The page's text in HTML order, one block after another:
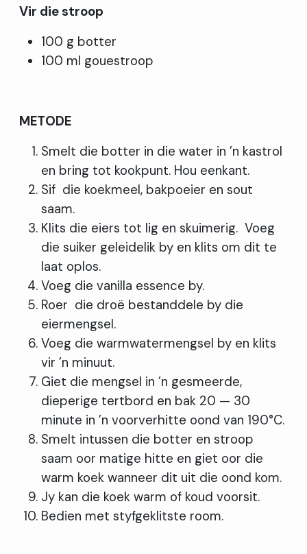
Vir die stroop
100 g botter
100 ml gouestroop
METODE
Smelt die botter in die water in ’n kastrol
en bring tot kookpunt. Hou eenkant.
Sif die koekmeel, bakpoeier en sout
saam.
Klits die eiers tot lig en skuimerig. Voeg
die suiker geleidelik by en klits om dit te
laat oplos.
Voeg die vanilla essence by.
Roer die droë bestanddele by die
eiermengsel.
Voeg die warmwatermengsel by en klits
vir ’n minuut.
Giet die mengsel in ’n gesmeerde,
dieperige tertbord en bak 20 — 30
minute in ’n voorverhitte oond van 190°C.
Smelt intussen die botter en stroop
saam oor matige hitte en giet oor die
warm koek wanneer dit uit die oond kom.
Jy kan die koek warm of koud voorsit.
Bedien met styfgeklitste room.